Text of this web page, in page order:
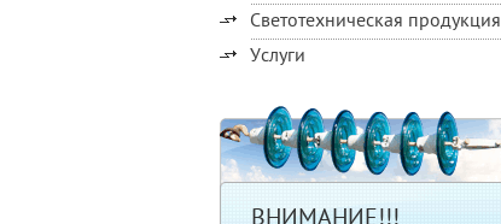
Светотехническая продукция
Услуги